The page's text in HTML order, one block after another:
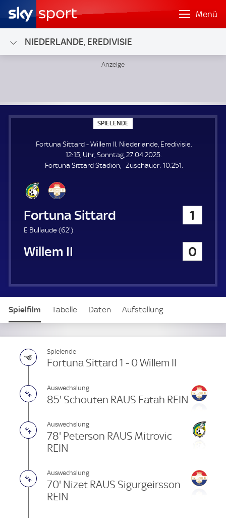
Menü
NIEDERLANDE, EREDIVISIE
SPIELENDE
P
E
L
E
N
Fortuna Sittard - Willem II. Niederlande, Eredivisie.
12:15, Uhr, Sonntag, 27.04.2025.
Fortuna Sittard Stadion
Zuschauer: Z
10.251.
Fortuna Sittard 1
E Bullaude (62'6
.
e
)
Willem II 0
Spielfilm Tabelle Daten Aufstellung
Spielende
Fortuna Sittard 1 - 0 Willem II
Auswechslung
85' Schouten RAUS Fatah REIN
Auswechslung
78' Peterson RAUS Mitrovic
REIN
Auswechslung
70' Nizet RAUS Sigurgeirsson
REIN